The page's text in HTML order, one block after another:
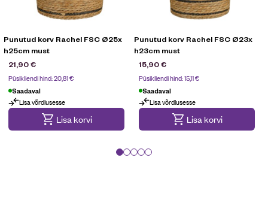
Punutud korv Rachel FSC Ø25x
h25cm must
21,90€
Püsikliendi hind:20,81€
Saadaval
Lisa võrdlusesse
Lisa korvi
Punutud korv Rachel FSC Ø23x
h23cm must
15,90€
Püsikliendi hind:15,11€
Saadaval
Lisa võrdlusesse
Lisa korvi